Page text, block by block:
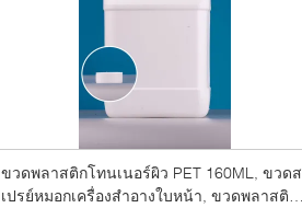
ขวดพลาสติกโทนเนอร์ผิว PET 160ML, ขวดส
เปรย์หมอกเครื่องสำอางใบหน้า, ขวดพลาสติก